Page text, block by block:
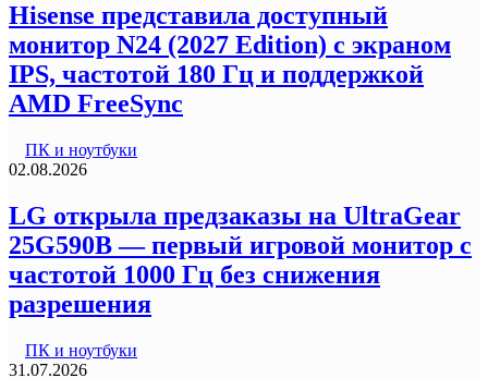
Hisense представила доступный
монитор N24 (2027 Edition) с экраном
IPS, частотой 180 Гц и поддержкой
AMD FreeSync
ПК и ноутбуки
02.08.2026
LG открыла предзаказы на UltraGear
25G590B — первый игровой монитор с
частотой 1000 Гц без снижения
разрешения
ПК и ноутбуки
31.07.2026